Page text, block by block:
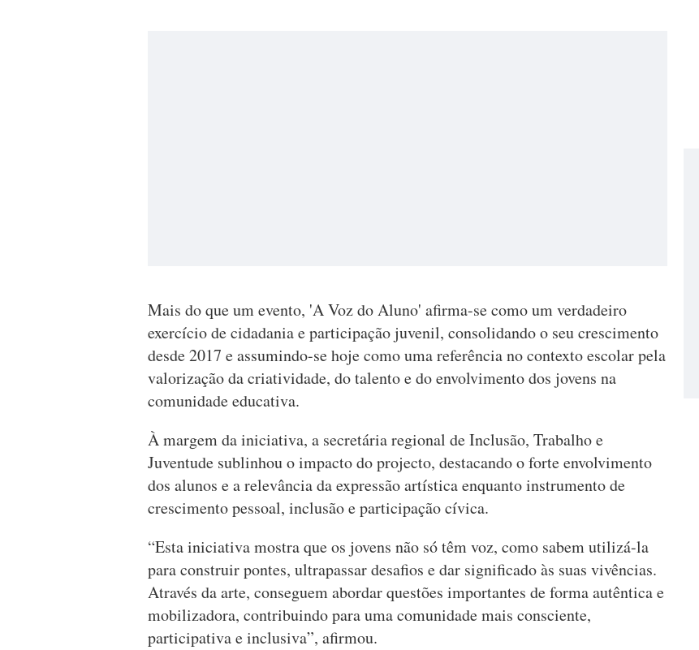
Mais do que um evento, 'A Voz do Aluno' afirma-se como um verdadeiro
exercício de cidadania e participação juvenil, consolidando o seu crescimento
desde 2017 e assumindo-se hoje como uma referência no contexto escolar pela
valorização da criatividade, do talento e do envolvimento dos jovens na
comunidade educativa.
À margem da iniciativa, a secretária regional de Inclusão, Trabalho e
Juventude sublinhou o impacto do projecto, destacando o forte envolvimento
dos alunos e a relevância da expressão artística enquanto instrumento de
crescimento pessoal, inclusão e participação cívica.
“Esta iniciativa mostra que os jovens não só têm voz, como sabem utilizá-la
para construir pontes, ultrapassar desafios e dar significado às suas vivências.
Através da arte, conseguem abordar questões importantes de forma autêntica e
mobilizadora, contribuindo para uma comunidade mais consciente,
participativa e inclusiva”, afirmou.